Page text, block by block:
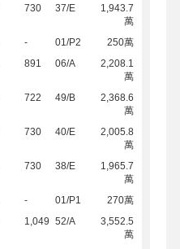
730 37/E
1,943.7
萬
- 01/P2
250萬
891 06/A
2,208.1
萬
722 49/B
2,368.6
萬
730 40/E
2,005.8
萬
730 38/E
1,965.7
萬
- 01/P1
270萬
1,049 52/A
3,552.5
萬